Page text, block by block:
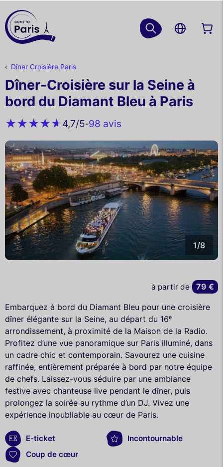
Dîner Croisière Paris
Dîner-Croisière sur la Seine à
bord du Diamant Bleu à Paris
4,7/5-98 avis
1/8
Embarquez à bord du Diamant Bleu pour une croisière
dîner élégante sur la Seine, au départ du 16ᵉ
arrondissement, à proximité de la Maison de la Radio.
Profitez d’une vue panoramique sur Paris illuminé, dans
un cadre chic et contemporain. Savourez une cuisine
raffinée, entièrement préparée à bord par notre équipe
de chefs. Laissez-vous séduire par une ambiance
festive avec chanteuse live pendant le dîner, puis
prolongez la soirée au rythme d’un DJ. Vivez une
expérience inoubliable au cœur de Paris.
E-ticket
Incontournable
Coup de cœur
à partir de 79 €